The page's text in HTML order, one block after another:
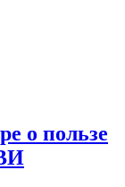
о пользе